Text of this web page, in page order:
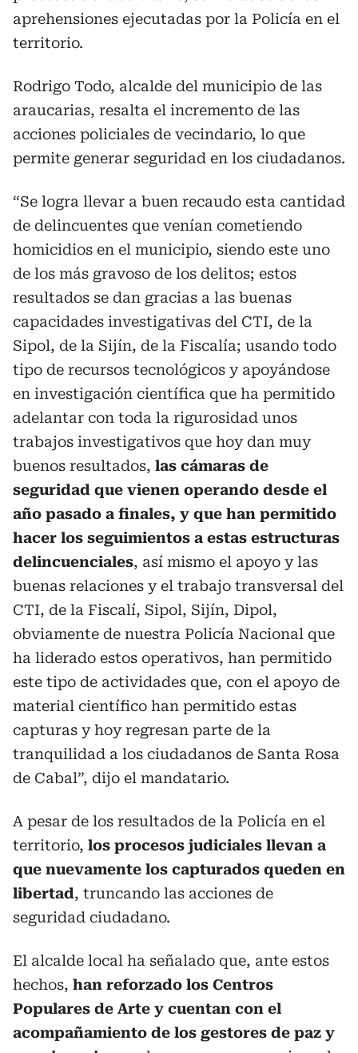
aprehensiones ejecutadas por la Policía en el
territorio.
Rodrigo Todo, alcalde del municipio de las
araucarias, resalta el incremento de las
acciones policiales de vecindario, lo que
permite generar seguridad en los ciudadanos.
“Se logra llevar a buen recaudo esta cantidad
de delincuentes que venían cometiendo
homicidios en el municipio, siendo este uno
de los más gravoso de los delitos; estos
resultados se dan gracias a las buenas
capacidades investigativas del CTI, de la
Sipol, de la Sijín, de la Fiscalía; usando todo
tipo de recursos tecnológicos y apoyándose
en investigación científica que ha permitido
adelantar con toda la rigurosidad unos
trabajos investigativos que hoy dan muy
buenos resultados, las cámaras de
seguridad que vienen operando desde el
año pasado a finales, y que han permitido
hacer los seguimientos a estas estructuras
delincuenciales, así mismo el apoyo y las
buenas relaciones y el trabajo transversal del
CTI, de la Fiscalí, Sipol, Sijín, Dipol,
obviamente de nuestra Policía Nacional que
ha liderado estos operativos, han permitido
este tipo de actividades que, con el apoyo de
material científico han permitido estas
capturas y hoy regresan parte de la
tranquilidad a los ciudadanos de Santa Rosa
de Cabal”, dijo el mandatario.
A pesar de los resultados de la Policía en el
territorio, los procesos judiciales llevan a
que nuevamente los capturados queden en
libertad, truncando las acciones de
seguridad ciudadano.
El alcalde local ha señalado que, ante estos
hechos, han reforzado los Centros
Populares de Arte y cuentan con el
acompañamiento de los gestores de paz y